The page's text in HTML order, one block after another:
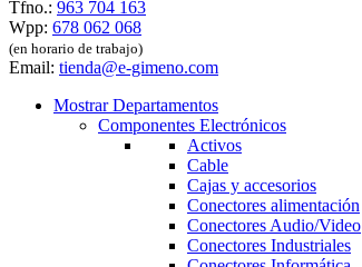
Tfno.: 963 704 163
Wpp: 678 062 068
(en horario de trabajo)
Email: tienda@e-gimeno.com
Mostrar Departamentos
Componentes Electrónicos
Activos
Cable
Cajas y accesorios
Conectores alimentación
Conectores Audio/Video
Conectores Industriales